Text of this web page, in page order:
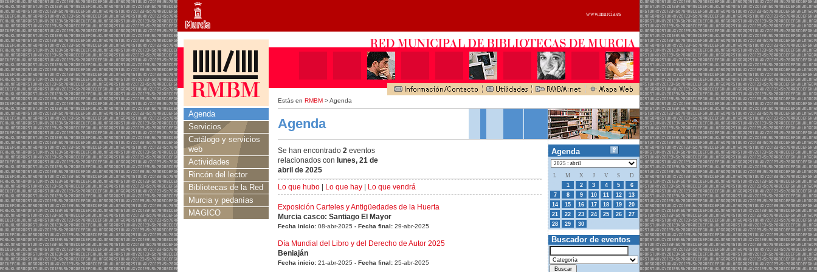
www.murcia.es
Estás en RMBM > Agenda
Agenda
Servicios
Catálogo y servicios
web
Actividades
Rincón del lector
Bibliotecas de la Red
Murcia y pedanías
MAGICO
Agenda
Se han encontrado 2 eventos
relacionados con lunes, 21 de
abril de 2025
Lo que hubo
Lo que hay Lo que vendrá
Exposición Carteles y Antigüedades de la Huerta
Murcia casco: Santiago El Mayor
Fecha inicio: 08-abr-2025 - Fecha final: 29-abr-2025
Día Mundial del Libro y del Derecho de Autor 2025
Beniaján
Fecha inicio: 21-abr-2025 - Fecha final: 25-abr-2025
Agenda
L M X J V S
D
1 2 3 4 5
6
7
8 9 10 11 12
13
14
15 16 17 18 19
20
21
22 23 24 25 26
27
28
29 30
Buscador de eventos